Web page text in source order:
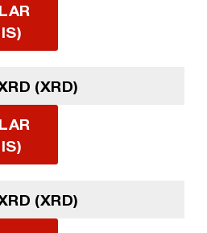
(XRD)
(XRD)